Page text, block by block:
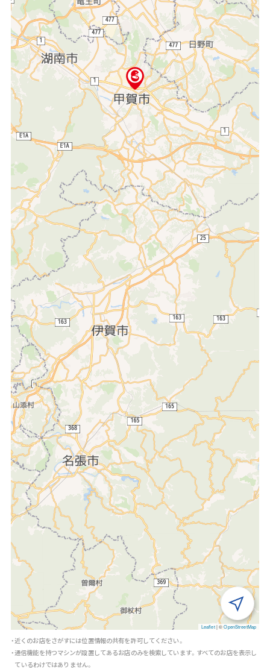
Leaflet |©OpenStreetMap
・近くのお店をさがすには位置情報の共有を許可してください。
・通信機能を持つマシンが設置してあるお店のみを検索しています。すべてのお店を表示し
ているわけではありません。